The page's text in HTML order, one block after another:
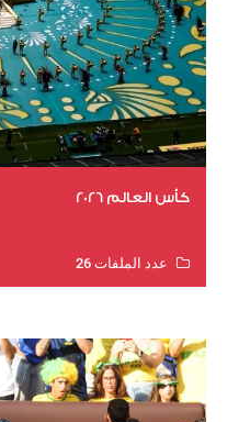
كأس العالم 2026
عدد الملفات 26